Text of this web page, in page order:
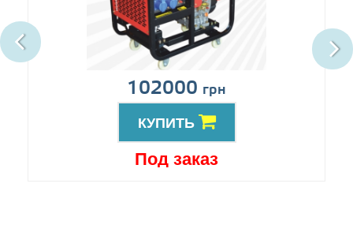
102000 грн
КУПИТЬ
Под заказ